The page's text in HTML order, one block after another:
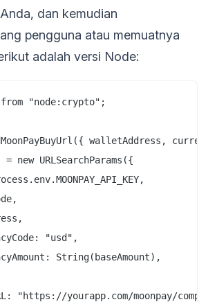
dan kemudian
pengguna atau memuatnya
adalah versi Node:
"node:crypto";
walletAddress,
= new URLSearchParams({
"usd",
String(baseAmount),
"https://yourapp.com/moonpay/